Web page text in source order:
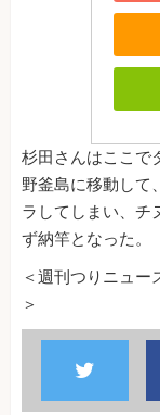
杉田さんはここで
野釜島に移動して
ラしてしまい、チ
ず納竿となった。
＜週刊つりニュー
＞